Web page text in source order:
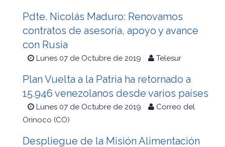
Pdte. Nicolás Maduro: Renovamos
contratos de asesoría, apoyo y avance
con Rusia
Lunes 07 de Octubre de 2019 Telesur
Plan Vuelta a la Patria ha retornado a
15.946 venezolanos desde varios países
Lunes 07 de Octubre de 2019
Correo del
Orinoco (CO)
Despliegue de la Misión Alimentación